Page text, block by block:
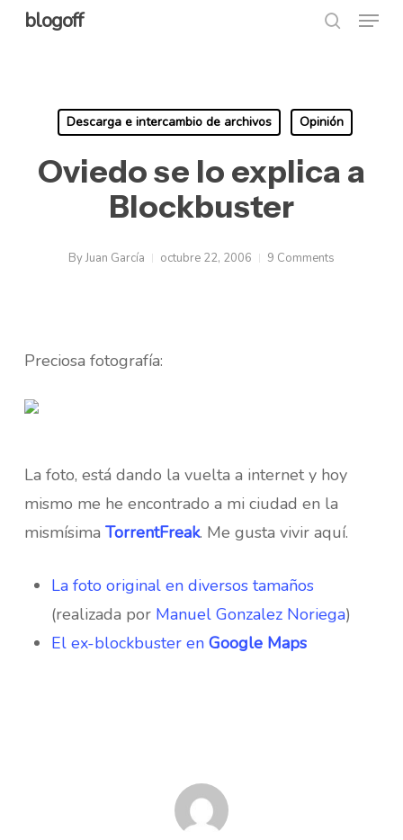
Skipblogoff Menu
Descarga e intercambio de archivos Opinión
Oviedo se lo explica a
Blockbuster
ByJuan García octubre 22, 2006 9 Comments
Preciosa fotografía:
La foto, está dando la vuelta a internet y hoy
mismo me he encontrado a mi ciudad en la
mismísima TorrentFreak. Me gusta vivir aquí.
La foto original en diversos tamaños
(realizada por Manuel Gonzalez Noriega)
El ex-blockbuster en Google Maps